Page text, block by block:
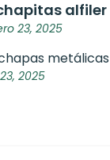
23, 2025
2025